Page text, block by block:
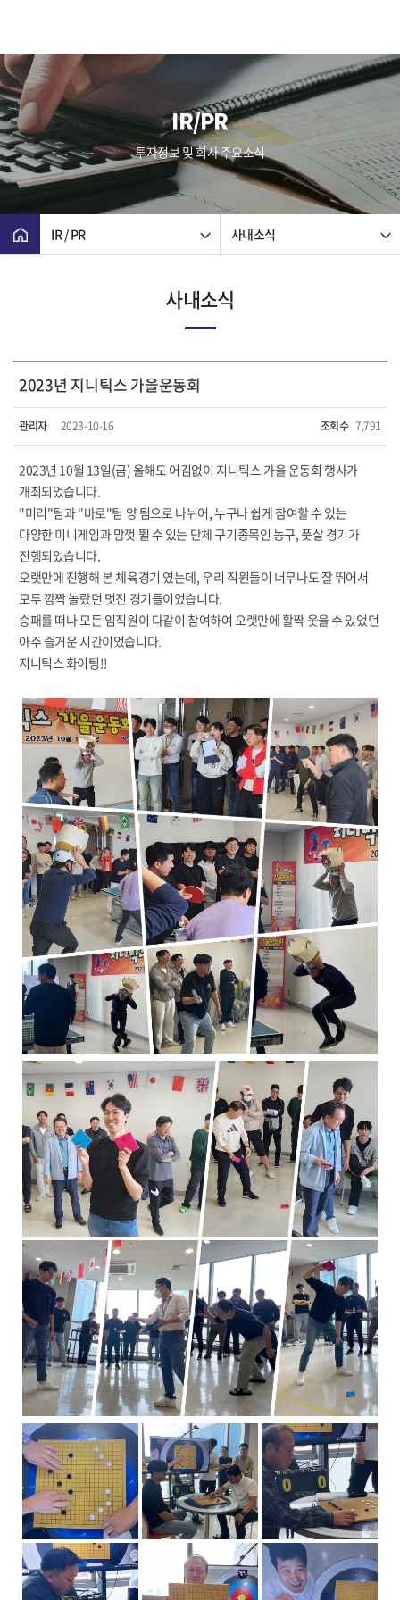
IR/PR
투자정보 및 회사 주요소식
IR / PR 사내소식
사내소식
2023년 지니틱스 가을운동회
관리자 2023-10-16 조회수 7,791
2023년 10월 13일(금) 올해도 어김없이 지니틱스 가을 운동회 행사가
개최되었습니다.
"미리"팀과 "바로"팀 양 팀으로 나뉘어, 누구나 쉽게 참여할 수 있는
다양한 미니게임과 맘껏 뛸 수 있는 단체 구기종목인 농구, 풋살 경기가
진행되었습니다.
오랫만에 진행해 본 체육경기 였는데, 우리 직원들이 너무나도 잘 뛰어서
모두 깜짝 놀랐던 멋진 경기들이었습니다.
승패를 떠나 모든 임직원이 다같이 참여하여 오랫만에 활짝 웃을 수 있었던
아주 즐거운 시간이었습니다.
지니틱스 화이팅!!